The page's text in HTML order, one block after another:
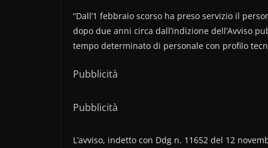
“Dall’1 febbraio scorso ha preso servizio il
dopo due anni circa dall’indizione dell’Avviso
tempo determinato di personale con profilo
Pubblicità
Pubblicità
L’avviso, indetto con Ddg n. 11652 del 12